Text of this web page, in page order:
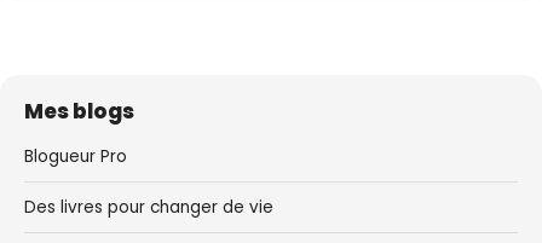
Mes blogs
Blogueur Pro
Des livres pour changer de vie